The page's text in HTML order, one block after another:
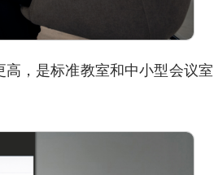
，是标准教室和中小型会议室